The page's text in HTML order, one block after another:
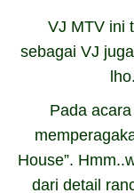
VJ MTV ini
sebagai VJ
Pada acara
House”.
dari detail